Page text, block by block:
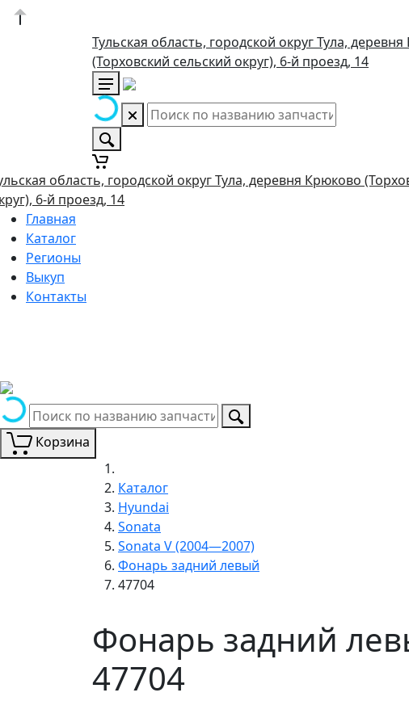
Тульская область, городской округ Тула,
(Торховский сельский округ), 6-й проезд, 14
область, городской округ Тула, деревня Крюково
6-й проезд, 14
Главная
Каталог
Регионы
Выкуп
Контакты
Корзина
Каталог
Hyundai
Sonata
Sonata V (2004—2007)
Фонарь задний левый
47704
Фонарь задний
47704